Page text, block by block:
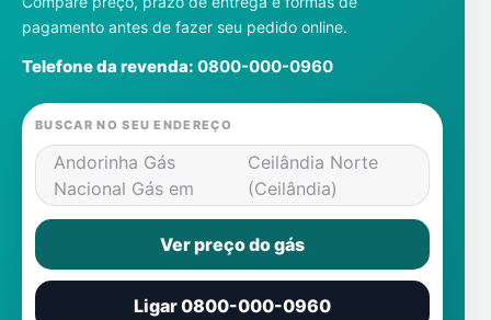
pagamento antes de fazer seu pedido online.
Telefone da revenda: 0800-000-0960
BUSCAR NO SEU ENDEREÇO
Andorinha Gás
Nacional Gás em
Ceilândia Norte
(Ceilândia)
Ver preço do gás
Ligar 0800-000-0960